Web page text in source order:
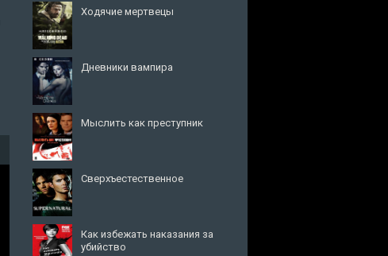
Ходячие мертвецы
Дневники вампира
Мыслить как преступник
Сверхъестественное
Как избежать наказания за
убийство